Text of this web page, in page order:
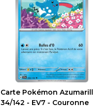
Carte Pokémon Azumarill
34/142 - EV7 - Couronne